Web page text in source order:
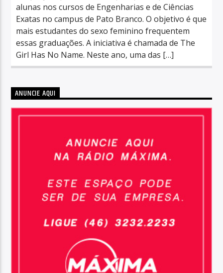
alunas nos cursos de Engenharias e de Ciências
Exatas no campus de Pato Branco. O objetivo é que
mais estudantes do sexo feminino frequentem
essas graduações. A iniciativa é chamada de The
Girl Has No Name. Neste ano, uma das […]
ANUNCIE AQUI